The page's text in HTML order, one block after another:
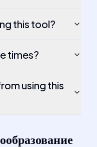
this tool?
times?
using this